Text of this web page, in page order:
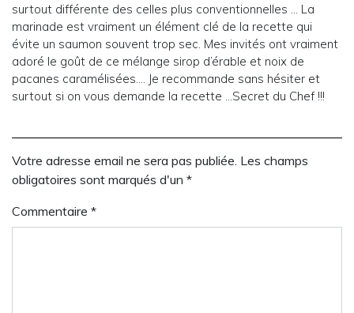
surtout différente des celles plus conventionnelles … La
marinade est vraiment un élément clé de la recette qui
évite un saumon souvent trop sec. Mes invités ont vraiment
adoré le goût de ce mélange sirop d’érable et noix de
pacanes caramélisées…. Je recommande sans hésiter et
surtout si on vous demande la recette …Secret du Chef !!!
Votre adresse email ne sera pas publiée. Les champs
obligatoires sont marqués d'un *
Commentaire *